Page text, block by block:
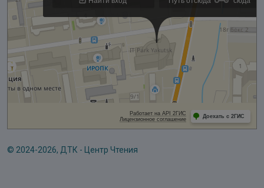
© 2024-2026, ДТК - Центр Чтения